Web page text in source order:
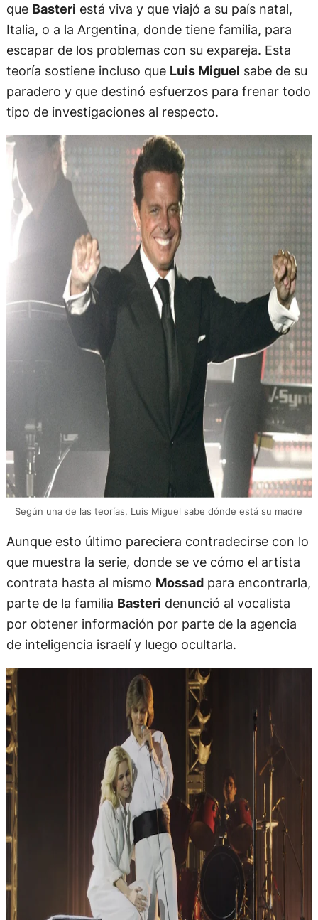
que Basteri está viva y que viajó a su país natal,
Italia, o a la Argentina, donde tiene familia, para
escapar de los problemas con su expareja. Esta
teoría sostiene incluso que Luis Miguel sabe de su
paradero y que destinó esfuerzos para frenar todo
tipo de investigaciones al respecto.
Según una de las teorías, Luis Miguel sabe dónde está su madre
Aunque esto último pareciera contradecirse con lo
que muestra la serie, donde se ve cómo el artista
contrata hasta al mismo Mossadpara encontrarla,
parte de la familia Basteri denunció al vocalista
por obtener información por parte de la agencia
de inteligencia israelí y luego ocultarla.